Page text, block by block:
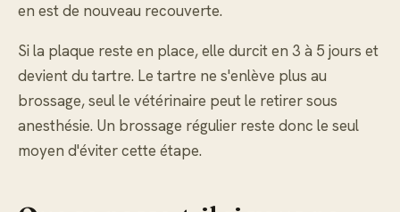
en est de nouveau recouverte.
Si la plaque reste en place, elle durcit en 3 à 5 jours et
devient du tartre. Le tartre ne s'enlève plus au
brossage, seul le vétérinaire peut le retirer sous
anesthésie. Un brossage régulier reste donc le seul
moyen d'éviter cette étape.